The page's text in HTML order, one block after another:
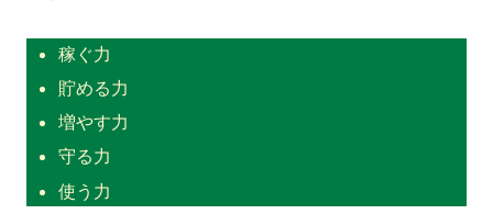
稼ぐ力
貯める力
増やす力
守る力
使う力